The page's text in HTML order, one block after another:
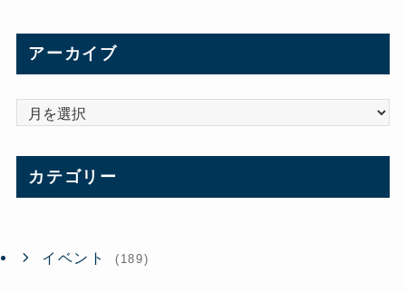
アーカイブ
カ
イ
ブ
カテゴリー
イベント (189)